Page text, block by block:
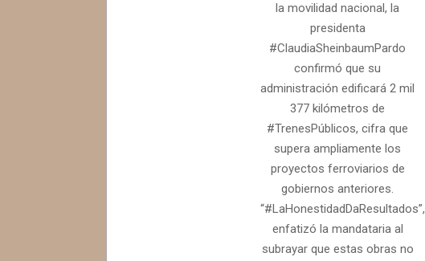
la movilidad nacional, la
presidenta
#ClaudiaSheinbaumPardo
confirmó que su
administración edificará 2 mil
377 kilómetros de
#TrenesPúblicos, cifra que
supera ampliamente los
proyectos ferroviarios de
gobiernos anteriores.
“#LaHonestidadDaResultados”,
enfatizó la mandataria al
subrayar que estas obras no